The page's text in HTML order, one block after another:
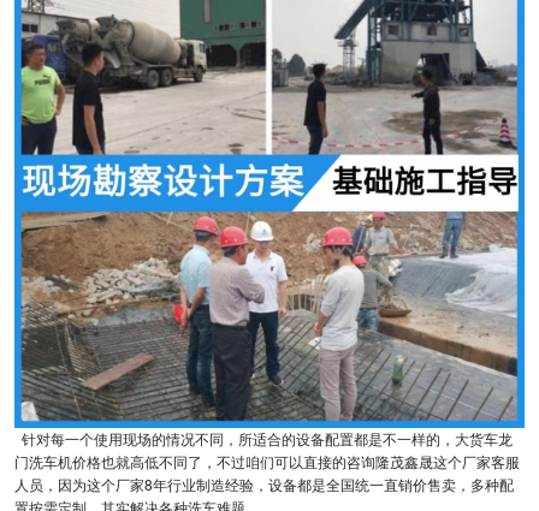
针对每一个使用现场的情况不同，所适合的设备配置都是不一样的，大货车龙
门洗车机价格也就高低不同了，不过咱们可以直接的咨询隆茂鑫晟这个厂家客服
人员，因为这个厂家8年行业制造经验，设备都是全国统一直销价售卖，多种配
置按需定制，其实解决各种洗车难题。